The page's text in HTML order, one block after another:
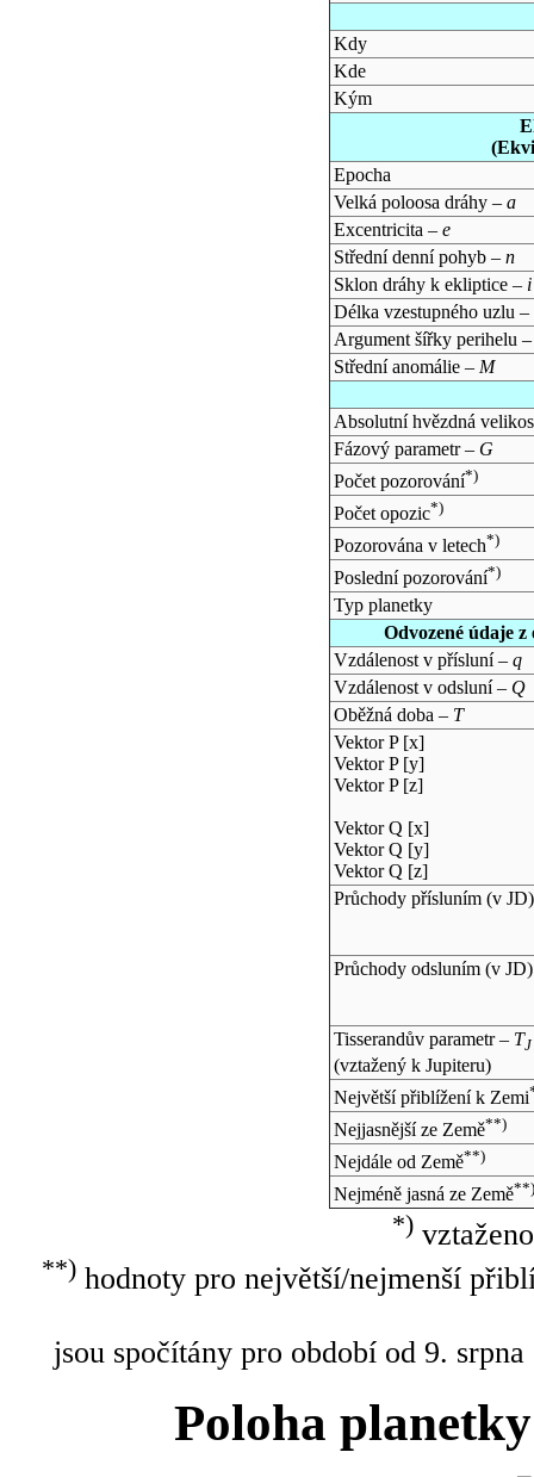
Kdy
Kde
Kým
Epocha
Velká poloosa dráhy – a
Excentricita – e
Střední denní pohyb – n
Sklon dráhy k ekliptice – i
Délka vzestupného uzlu –
Argument šířky perihelu
Střední anomálie – M
Absolutní hvězdná
Fázový parametr – G
Počet pozorování*)
Počet opozic*)
Pozorována v letech*)
Poslední pozorování*)
Typ planetky
Odvozené údaje
Vzdálenost v přísluní – q
Vzdálenost v odsluní – Q
Oběžná doba – T
Vektor P [x]
Vektor P [y]
Vektor P [z]
Vektor Q [x]
Vektor Q [y]
Vektor Q [z]
Průchody přísluním (v JD)
Průchody odsluním (v JD)
Tisserandův parametr – TJ
(vztažený k Jupiteru)
Největší přiblížení k Zemi
Nejjasnější ze Země**)
Nejdále od Země**)
Nejméně jasná ze Země**)
*)
**)hodnoty pro největší/nejmenší
jsou spočítány pro období od 9.
Poloha